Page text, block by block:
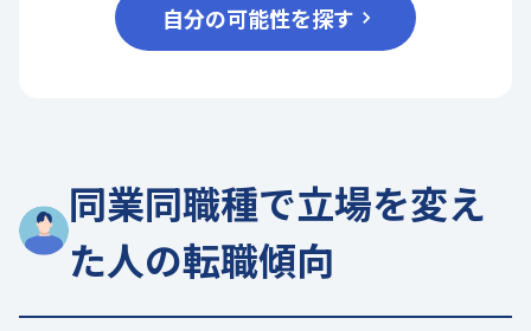
自分の可能性を探す
同業同職種で立場を変え
た人の転職傾向